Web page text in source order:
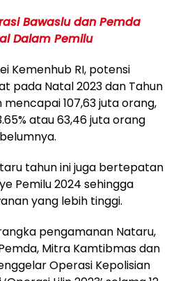
Bawaslu dan Pemda
Dalam Pemilu
Kemenhub RI, potensi
pada Natal 2023 dan Tahun
107,63 juta orang,
atau 63,46 juta orang
tahun ini juga bertepatan
Pemilu 2024 sehingga
yang lebih tinggi.
pengamanan Nataru,
Mitra Kamtibmas dan
Operasi Kepolisian